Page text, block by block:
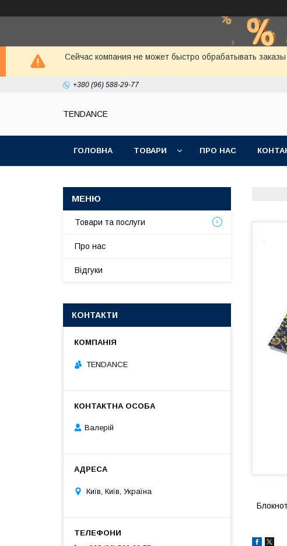
Сейчас компания не может быстро обрабатывать
+380 (96) 588-29-77
TENDANCE
ГОЛОВНА ТОВАРИ ПРО НАС
Товари та послуги
Про нас
Відгуки
КОНТАКТИ
TENDANCE
Валерій
Київ, Київ, Україна